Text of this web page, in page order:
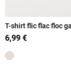
T-shirt flic flac floc
36M)
6,99 €